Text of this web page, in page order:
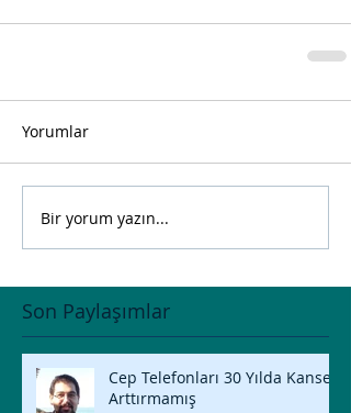
Son Paylaşımlar
Yorumlar
Bir yorum yazın...
Cep Telefonları 30 Yılda Kanseri
Arttırmamış